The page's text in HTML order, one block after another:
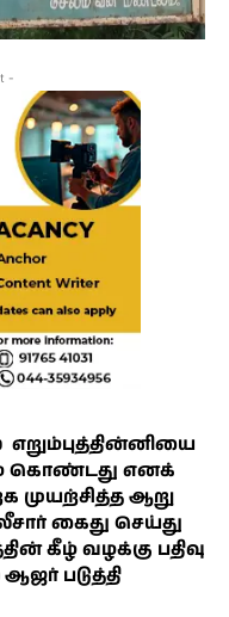
-
கொண்டது எனக்
முயற்சித்த ஆறு
கைது செய்து
கீழ் வழக்கு பதிவு
படுத்தி